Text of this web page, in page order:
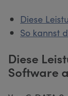
Diese
So kannst
Diese
Software